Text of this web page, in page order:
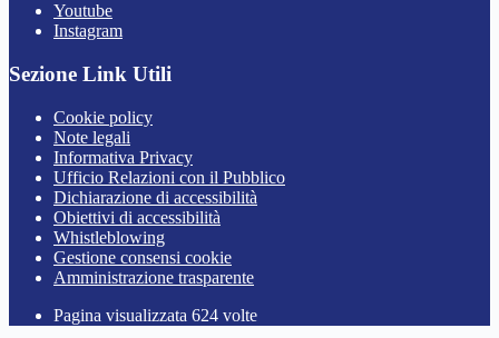
Youtube
Instagram
Sezione Link Utili
Cookie policy
Note legali
Informativa Privacy
Ufficio Relazioni con il Pubblico
Dichiarazione di accessibilità
Obiettivi di accessibilità
Whistleblowing
Gestione consensi cookie
Amministrazione trasparente
Pagina visualizzata 624 volte